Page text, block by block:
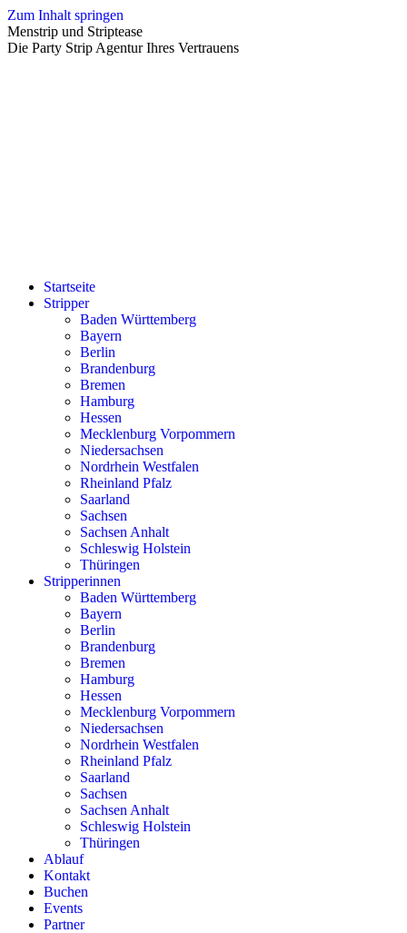
Zum Inhalt springen
Menstrip und Striptease
Die Party Strip Agentur Ihres Vertrauens
Startseite
Stripper
Baden Württemberg
Bayern
Berlin
Brandenburg
Bremen
Hamburg
Hessen
Mecklenburg Vorpommern
Niedersachsen
Nordrhein Westfalen
Rheinland Pfalz
Saarland
Sachsen
Sachsen Anhalt
Schleswig Holstein
Thüringen
Stripperinnen
Baden Württemberg
Bayern
Berlin
Brandenburg
Bremen
Hamburg
Hessen
Mecklenburg Vorpommern
Niedersachsen
Nordrhein Westfalen
Rheinland Pfalz
Saarland
Sachsen
Sachsen Anhalt
Schleswig Holstein
Thüringen
Ablauf
Kontakt
Buchen
Events
Partner